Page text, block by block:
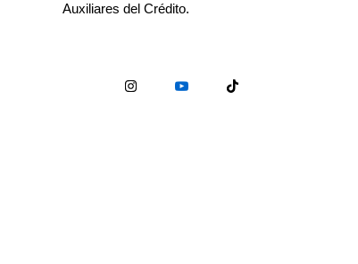
Auxiliares del Crédito.